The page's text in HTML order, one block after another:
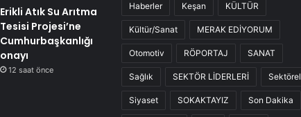
Erikli Atık Su Arıtma
Tesisi Projesi’ne
Cumhurbaşkanlığı
onayı
12 saat önce
Haberler Keşan KÜLTÜR
Kültür/Sanat MERAK EDİYORUM
Otomotiv RÖPORTAJ SANAT
Sağlık SEKTÖR LİDERLERİ Sektörel
Siyaset SOKAKTAYIZ Son Dakika